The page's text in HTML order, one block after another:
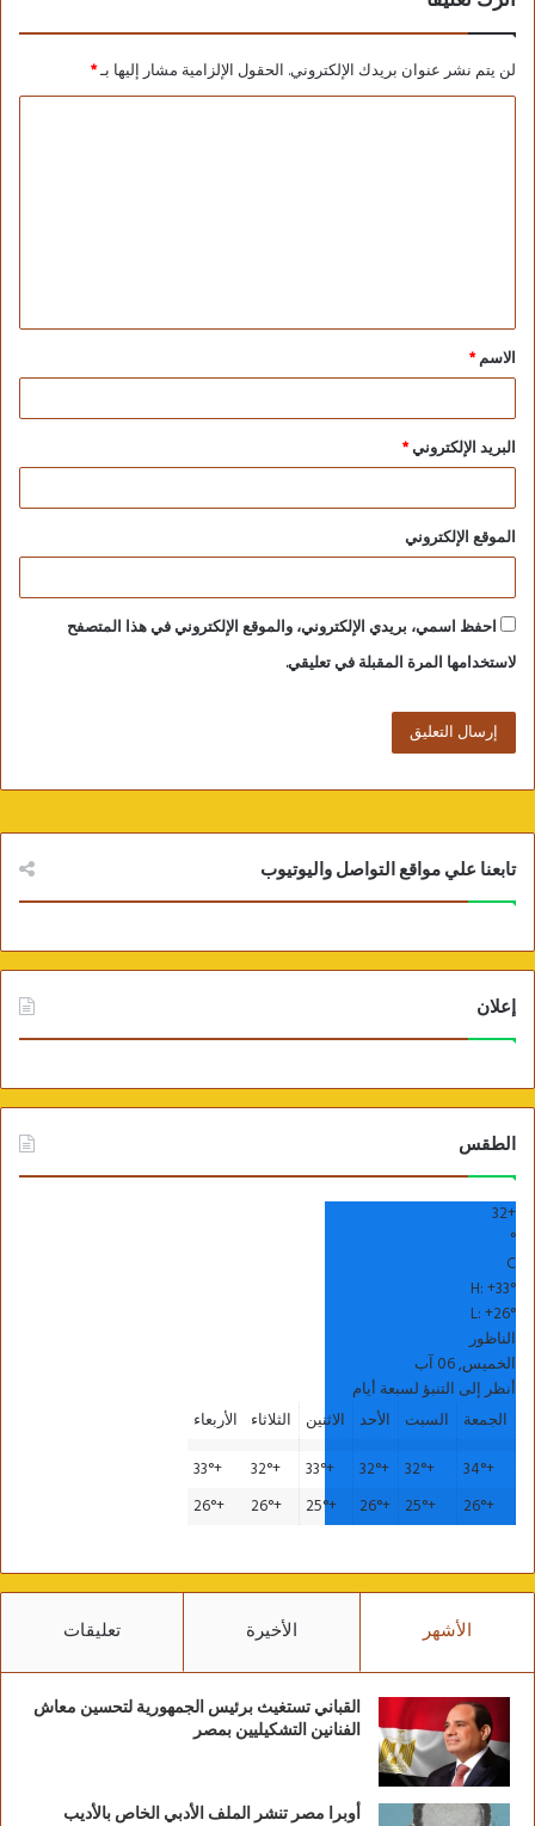
لن يتم نشر عنوان بريدك الإلكتروني. الحقول الإلزامية مشار إليها بـ*
الاسم*
البريد الإلكتروني*
الموقع الإلكتروني
احفظ اسمي، بريدي الإلكتروني، والموقع الإلكتروني في هذا المتصفح
لاستخدامها المرة المقبلة في تعليقي.
تابعنا علي مواقع التواصل واليوتيوب
إعلان
الطقس
+
32
°
C
H:+33°
L:+26°
الناظور
الخميس, 06 آب
أنظر إلى التنبؤ لسبعة أيام
الجمعة
السبت الأحد الاثنين الثلاثاء
الأربعاء
+
34°
+
32°
+
32°
+
33°
+
32°
+
33°
+
26°
+
25°
+
26°
+
25°
+
26°
+
26°
الأشهر الأخيرة تعليقات
القباني تستغيث برئيس الجمهورية لتحسين معاش
الفنانين التشكيليين بمصر
أوبرا مصر تنشر الملف الأدبي الخاص بالأديب